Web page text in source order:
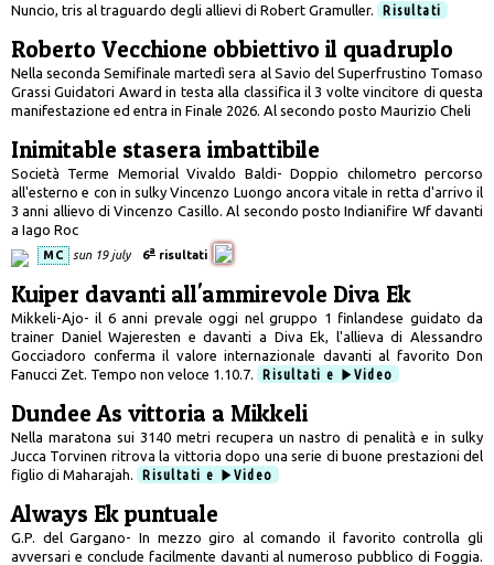
Nuncio, tris al traguardo degli allievi di Robert Gramuller.
Risultati
Roberto Vecchione obbiettivo il quadruplo
Nella seconda Semifinale martedì sera al Savio del Superfrustino Tomaso
Grassi Guidatori Award in testa alla classifica il 3 volte vincitore di questa
manifestazione ed entra in Finale 2026. Al secondo posto Maurizio Cheli
Inimitable stasera imbattibile
Società Terme Memorial Vivaldo Baldi- Doppio chilometro percorso
all'esterno e con in sulky Vincenzo Luongo ancora vitale in retta d'arrivo il
3 anni allievo di Vincenzo Casillo. Al secondo posto Indianifire Wf davanti
a Iago Roc
MC sun 19 july 6a risultati
Kuiper davanti all'ammirevole Diva Ek
Mikkeli-Ajo- il 6 anni prevale oggi nel gruppo 1 finlandese guidato da
trainer Daniel Wajeresten e davanti a Diva Ek, l'allieva di Alessandro
Gocciadoro conferma il valore internazionale davanti al favorito Don
Fanucci Zet. Tempo non veloce 1.10.7.
Risultati e Video
Dundee As vittoria a Mikkeli
Nella maratona sui 3140 metri recupera un nastro di penalità e in sulky
Jucca Torvinen ritrova la vittoria dopo una serie di buone prestazioni del
figlio di Maharajah.
Risultati e Video
Always Ek puntuale
G.P. del Gargano- In mezzo giro al comando il favorito controlla gli
avversari e conclude facilmente davanti al numeroso pubblico di Foggia.